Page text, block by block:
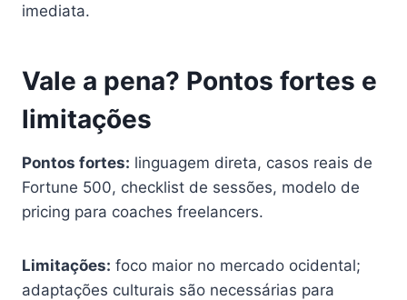
imediata.
Vale a pena? Pontos fortes e
limitações
Pontos fortes: linguagem direta, casos reais de
Fortune 500, checklist de sessões, modelo de
pricing para coaches freelancers.
Limitações: foco maior no mercado ocidental;
adaptações culturais são necessárias para